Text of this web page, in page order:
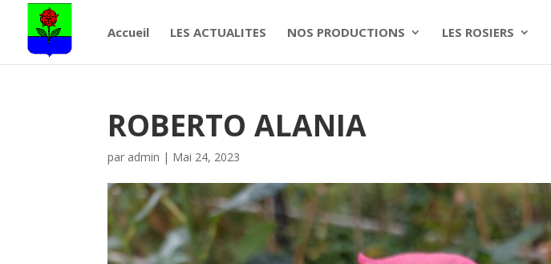
Accueil LES ACTUALITES NOS PRODUCTIONS LES ROSIERS
ROBERTO ALANIA
par admin | Mai 24, 2023